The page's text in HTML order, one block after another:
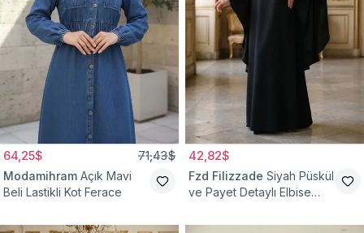
64,25$ 71,43$
Modamihram Açık Mavi
Beli Lastikli Kot Ferace
42,82$
Fzd Filizzade Siyah Püskül
ve Payet Detaylı Elbise